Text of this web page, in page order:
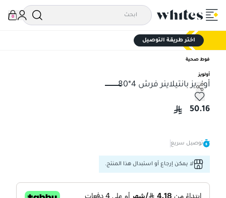
0
اختر طريقة التوصيل
فوط صحية
أولويز
أولويز بانتيلاينر فرش 4*80
أولويز بانتيلاينر فرش 4*80
50.16
توصيل سريع
لا يمكن إرجاع أو استبدال هذا المنتج.